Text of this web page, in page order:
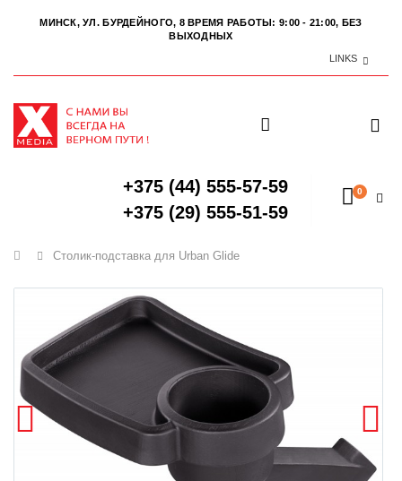
МИНСК, УЛ. БУРДЕЙНОГО, 8 ВРЕМЯ РАБОТЫ: 9:00 - 21:00, БЕЗ
ВЫХОДНЫХ
LINKS
+375 (44) 555-57-59
+375 (29) 555-51-59
0
Главная
Столик-подставка для Urban Glide